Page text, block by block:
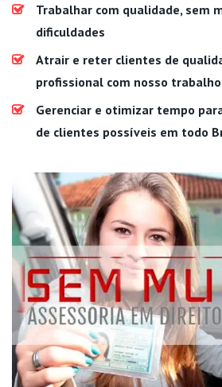
Trabalhar com qualidade, sem
dificuldades
Atrair e reter clientes de
profissional com nosso trabalho
Gerenciar e otimizar tempo
de clientes possíveis em todo